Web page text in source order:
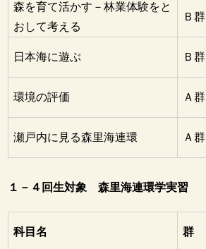
森を育て活かす－林業体験をと
おして考える
Ｂ群
日本海に遊ぶ Ｂ群
環境の評価 Ａ群
瀬戸内に見る森里海連環 Ａ群
１－４回生対象 森里海連環学実習
科目名 群